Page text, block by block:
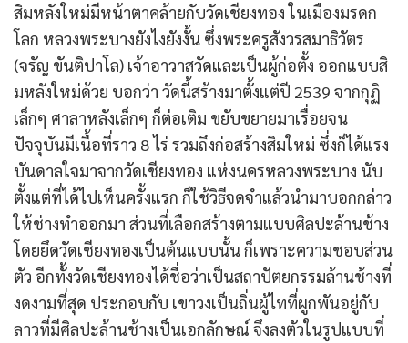
สิมหลังใหม่มีหน้าตาคล้ายกับวัดเชียงทอง ในเมืองมรดก
โลก หลวงพระบางยังไงยังงั้น ซึ่งพระครูสังวรสมาธิวัตร
(จรัญ ขันติปาโล) เจ้าอาวาสวัดและเป็นผู้ก่อตั้ง ออกแบบสิ
มหลังใหม่ด้วย บอกว่า วัดนี้สร้างมาตั้งแต่ปี 2539 จากกุฏิ
เล็กๆ ศาลาหลังเล็กๆ ก็ต่อเติม ขยับขยายมาเรื่อยจน
ปัจจุบันมีเนื้อที่ราว 8 ไร่ รวมถึงก่อสร้างสิมใหม่ ซึ่งก็ได้แรง
บันดาลใจมาจากวัดเชียงทอง แห่งนครหลวงพระบาง นับ
ตั้งแต่ที่ได้ไปเห็นครั้งแรก ก็ใช้วิธีจดจำแล้วนำมาบอกกล่าว
ให้ช่างทำออกมา ส่วนที่เลือกสร้างตามแบบศิลปะล้านช้าง
โดยยึดวัดเชียงทองเป็นต้นแบบนั้น ก็เพราะความชอบส่วน
ตัว อีกทั้งวัดเชียงทองได้ชื่อว่าเป็นสถาปัตยกรรมล้านช้างที่
งดงามที่สุด ประกอบกับ เขาวงเป็นถิ่นผู้ไทที่ผูกพันอยู่กับ
ลาวที่มีศิลปะล้านช้างเป็นเอกลักษณ์ จึงลงตัวในรูปแบบที่